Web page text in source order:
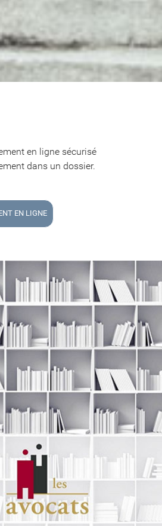
en ligne sécurisé
dans un dossier.
EN LIGNE